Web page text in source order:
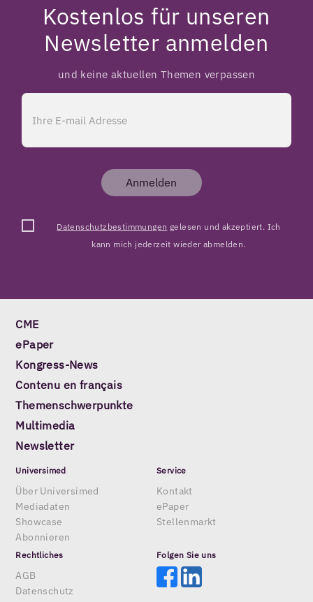
Kostenlos für unseren
Newsletter anmelden
und keine aktuellen Themen verpassen
Anmelden
Datenschutzbestimmungen gelesen und akzeptiert. Ich
kann mich jederzeit wieder abmelden.
CME
ePaper
Kongress-News
Contenu en français
Themenschwerpunkte
Multimedia
Newsletter
Universimed
Über Universimed
Mediadaten
Showcase
Abonnieren
Service
Kontakt
ePaper
Stellenmarkt
Rechtliches
AGB
Datenschutz
Folgen Sie uns